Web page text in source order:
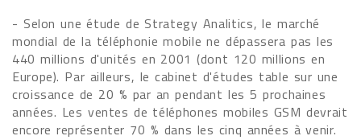
- Selon une étude de Strategy Analitics, le marché
mondial de la téléphonie mobile ne dépassera pas les
440 millions d'unités en 2001 (dont 120 millions en
Europe). Par ailleurs, le cabinet d'études table sur une
croissance de 20 % par an pendant les 5 prochaines
années. Les ventes de téléphones mobiles GSM devrait
encore représenter 70 % dans les cinq années à venir.